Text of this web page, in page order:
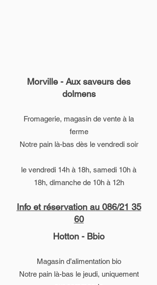
Épicerie de produits locaux
le mercredi soir
Ouvert de 10h à 18h
Page facebook
Marche - Les 9 grains d’or
Magasin d’alimentation bio
Notre pain là-bas le jeudi
Morville - Aux saveurs des
dolmens
Fromagerie, magasin de vente à la
ferme
Notre pain là-bas dès le vendredi soir
le vendredi 14h à 18h, samedi 10h à
18h, dimanche de 10h à 12h
Info et réservation au 086/21 35
60
Hotton - Bbio
Magasin d’alimentation bio
Notre pain là-bas le jeudi, uniquement